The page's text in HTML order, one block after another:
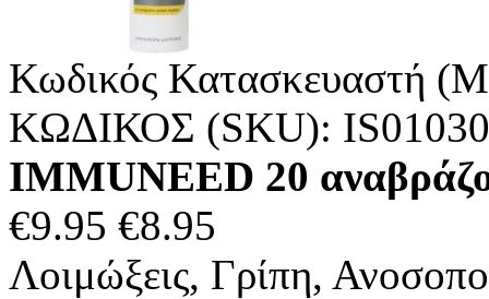
Κωδικός Κατασκευαστή
ΚΩΔΙΚΟΣ (SKU): IS01030
IMMUNEED 20
€9.95 €8.95
Λοιμώξεις, Γρίπη,